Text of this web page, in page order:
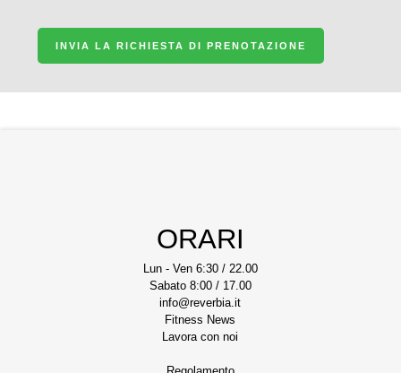
INVIA LA RICHIESTA DI PRENOTAZIONE
ORARI
Lun - Ven 6:30 / 22.00
Sabato 8:00 / 17.00
info@reverbia.it
Fitness News
Lavora con noi